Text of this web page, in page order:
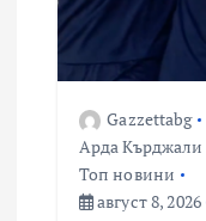
Gazzettabg
Арда Кърджали
Топ новини
август 8, 2026